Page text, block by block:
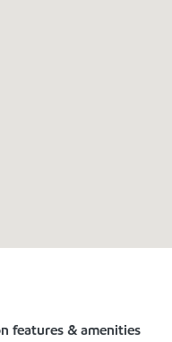
features & amenities